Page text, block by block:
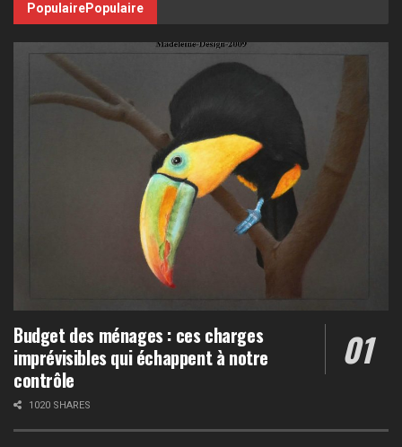
PopulairePopulaire
Budget des ménages : ces charges
imprévisibles qui échappent à notre
contrôle
1020 SHARES